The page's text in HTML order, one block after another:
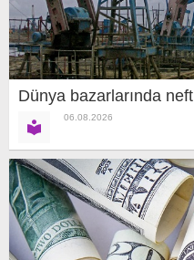
Dünya bazarlarında
06.08.2026